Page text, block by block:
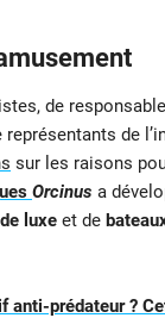
de
représentants de
sur les raisons
Orcinus a
luxe et de
anti-prédateur ?